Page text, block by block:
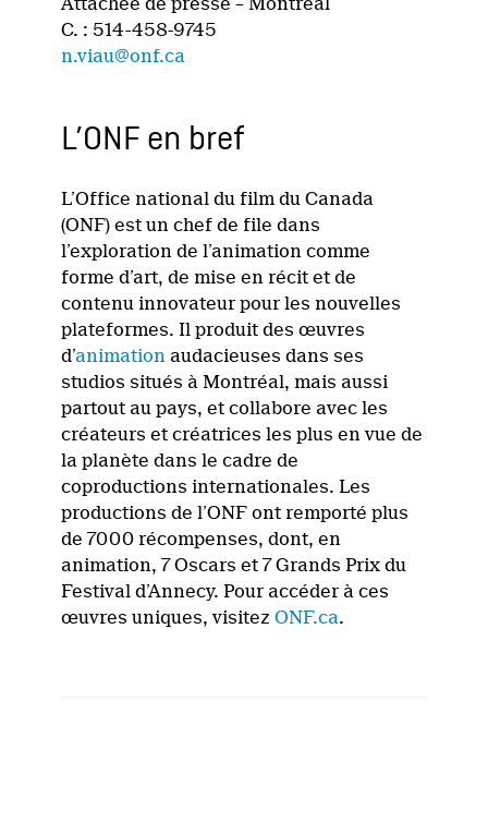
C. : 514-458-9745
n.viau@onf.ca
L’ONF en bref
L’Office national du film du Canada
(ONF) est un chef de file dans
l’exploration de l’animation comme
forme d’art, de mise en récit et de
contenu innovateur pour les nouvelles
plateformes. Il produit des œuvres
d’animation audacieuses dans ses
studios situés à Montréal, mais aussi
partout au pays, et collabore avec les
créateurs et créatrices les plus en vue de
la planète dans le cadre de
coproductions internationales. Les
productions de l’ONF ont remporté plus
de 7000 récompenses, dont, en
animation, 7 Oscars et 7 Grands Prix du
Festival d’Annecy. Pour accéder à ces
œuvres uniques, visitezONF.ca.